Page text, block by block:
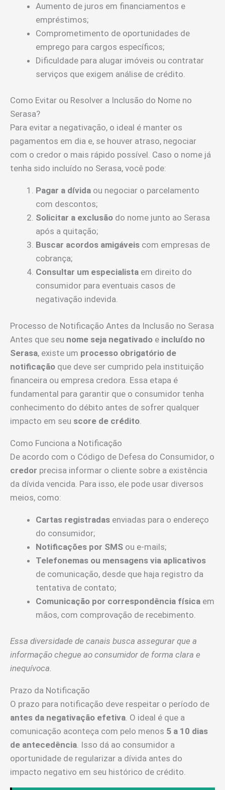
Aumento de juros em financiamentos e
empréstimos;
Comprometimento de oportunidades de
emprego para cargos específicos;
Dificuldade para alugar imóveis ou contratar
serviços que exigem análise de crédito.
Como Evitar ou Resolver a Inclusão do Nome no
Serasa?
Para evitar a negativação, o ideal é manter os
pagamentos em dia e, se houver atraso, negociar
com o credor o mais rápido possível. Caso o nome já
tenha sido incluído no Serasa, você pode:
Pagar a dívida ou negociar o parcelamento
com descontos;
Solicitar a exclusão do nome junto ao Serasa
após a quitação;
Buscar acordos amigáveis com empresas de
cobrança;
Consultar um especialista em direito do
consumidor para eventuais casos de
negativação indevida.
Processo de Notificação Antes da Inclusão no Serasa
Antes que seu nome seja negativado e incluído no
Serasa, existe um processo obrigatório de
notificação que deve ser cumprido pela instituição
financeira ou empresa credora. Essa etapa é
fundamental para garantir que o consumidor tenha
conhecimento do débito antes de sofrer qualquer
impacto em seu score de crédito
Como Funciona a Notificação
De acordo com o Código de Defesa do Consumidor, o
credor precisa informar o cliente sobre a existência
da dívida vencida. Para isso, ele pode usar diversos
meios, como:
Cartas registradas enviadas para o endereço
do consumidor;
Notificações por SMS ou e-mails;
Telefonemas ou mensagens via aplicativos
de comunicação, desde que haja registro da
tentativa de contato;
Comunicação por correspondência física em
mãos, com comprovação de recebimento.
Essa diversidade de canais busca assegurar que a
informação chegue ao consumidor de forma clara e
inequívoca.
Prazo da Notificação
O prazo para notificação deve respeitar o período de
antes da negativação efetiva. O ideal é que a
comunicação aconteça com pelo menos 5 a 10 dias
de antecedência. Isso dá ao consumidor a
oportunidade de regularizar a dívida antes do
impacto negativo em seu histórico de crédito.